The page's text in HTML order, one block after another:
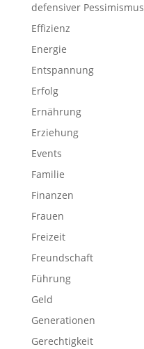
defensiver Pessimismus
Effizienz
Energie
Entspannung
Erfolg
Ernährung
Erziehung
Events
Familie
Finanzen
Frauen
Freizeit
Freundschaft
Führung
Geld
Generationen
Gerechtigkeit